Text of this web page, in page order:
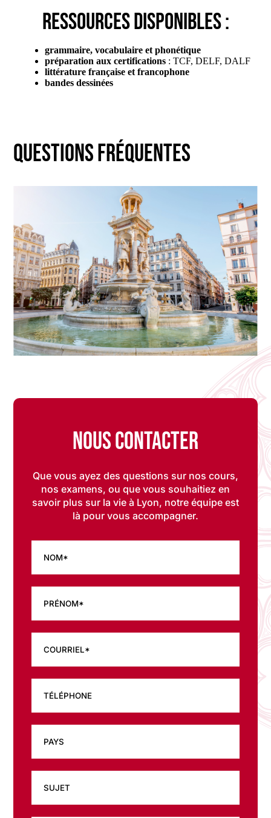
Ressources disponibles :
grammaire, vocabulaire et phonétique
préparation aux certifications : TCF, DELF, DALF
littérature française et francophone
bandes dessinées
Questions fréquentes
Nous contacter
Que vous ayez des questions sur nos cours,
nos examens, ou que vous souhaitiez en
savoir plus sur la vie à Lyon, notre équipe est
là pour vous accompagner.